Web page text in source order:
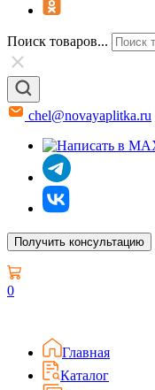
Поиск товаров...
chel@novayaplitka.ru
Получить консультацию
0
Главная
Каталог